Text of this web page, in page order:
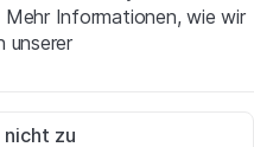
und
haben und akzeptieren.
nicht einverstanden
Mehr Informationen, wie wir
unserer
und können nicht
nicht zu